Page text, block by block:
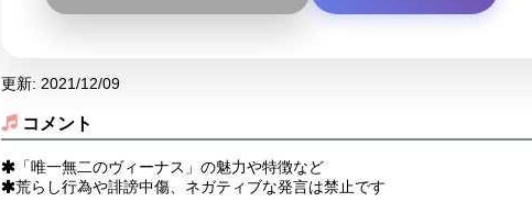
更新: 2021/12/09
コメント
「唯一無二のヴィーナス」の魅力や特徴など
荒らし行為や誹謗中傷、ネガティブな発言は禁止です